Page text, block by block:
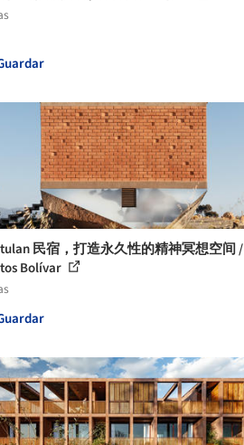
民宿，打造永久性的精神冥想空间 /
Bolívar